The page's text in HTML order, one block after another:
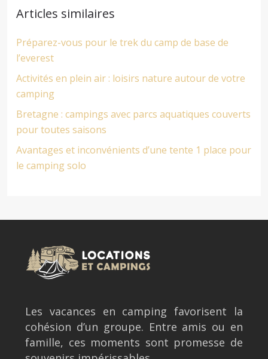
Articles similaires
Préparez-vous pour le trek du camp de base de
l’everest
Activités en plein air : loisirs nature autour de votre
camping
Bretagne : campings avec parcs aquatiques couverts
pour toutes saisons
Avantages et inconvénients d’une tente 1 place pour
le camping solo
Les vacances en camping favorisent la
cohésion d’un groupe. Entre amis ou en
famille, ces moments sont promesse de